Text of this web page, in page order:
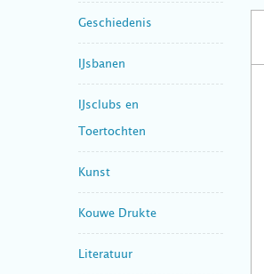
Geschiedenis
IJsbanen
IJsclubs en
Toertochten
Kunst
Kouwe Drukte
Literatuur